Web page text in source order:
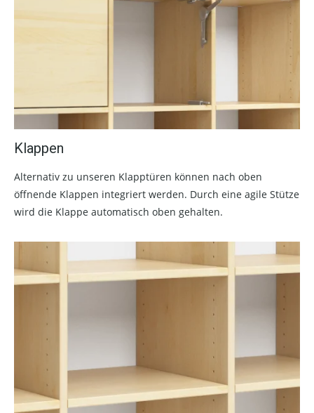
Klappen
Alternativ zu unseren Klapptüren können nach oben
öffnende Klappen integriert werden. Durch eine agile Stütze
wird die Klappe automatisch oben gehalten.